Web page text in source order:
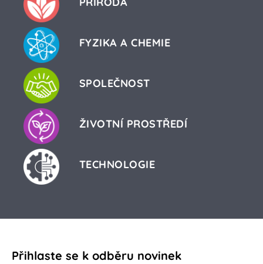
FYZIKA A CHEMIE
SPOLEČNOST
ŽIVOTNÍ PROSTŘEDÍ
TECHNOLOGIE
Přihlaste se k odběru novinek